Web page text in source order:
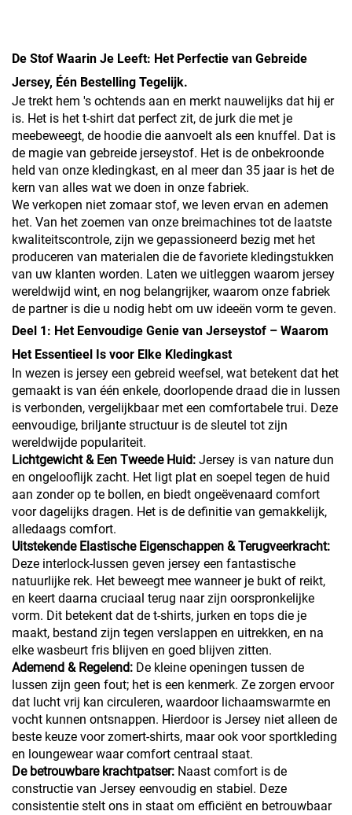
De Stof Waarin Je Leeft: Het Perfectie van Gebreide
Jersey, Één Bestelling Tegelijk.
Je trekt hem 's ochtends aan en merkt nauwelijks dat hij er
is. Het is het t-shirt dat perfect zit, de jurk die met je
meebeweegt, de hoodie die aanvoelt als een knuffel. Dat is
de magie van gebreide jerseystof. Het is de onbekroonde
held van onze kledingkast, en al meer dan 35 jaar is het de
kern van alles wat we doen in onze fabriek.
We verkopen niet zomaar stof, we leven ervan en ademen
het. Van het zoemen van onze breimachines tot de laatste
kwaliteitscontrole, zijn we gepassioneerd bezig met het
produceren van materialen die de favoriete kledingstukken
van uw klanten worden. Laten we uitleggen waarom jersey
wereldwijd wint, en nog belangrijker, waarom onze fabriek
de partner is die u nodig hebt om uw ideeën vorm te geven.
Deel 1: Het Eenvoudige Genie van Jerseystof – Waarom
Het Essentieel Is voor Elke Kledingkast
In wezen is jersey een gebreid weefsel, wat betekent dat het
gemaakt is van één enkele, doorlopende draad die in lussen
is verbonden, vergelijkbaar met een comfortabele trui. Deze
eenvoudige, briljante structuur is de sleutel tot zijn
wereldwijde populariteit.
Lichtgewicht & Een Tweede Huid: Jersey is van nature dun
en ongelooflijk zacht. Het ligt plat en soepel tegen de huid
aan zonder op te bollen, en biedt ongeëvenaard comfort
voor dagelijks dragen. Het is de definitie van gemakkelijk,
alledaags comfort.
Uitstekende Elastische Eigenschappen & Terugveerkracht:
Deze interlock-lussen geven jersey een fantastische
natuurlijke rek. Het beweegt mee wanneer je bukt of reikt,
en keert daarna cruciaal terug naar zijn oorspronkelijke
vorm. Dit betekent dat de t-shirts, jurken en tops die je
maakt, bestand zijn tegen verslappen en uitrekken, en na
elke wasbeurt fris blijven en goed blijven zitten.
Ademend & Regelend: De kleine openingen tussen de
lussen zijn geen fout; het is een kenmerk. Ze zorgen ervoor
dat lucht vrij kan circuleren, waardoor lichaamswarmte en
vocht kunnen ontsnappen. Hierdoor is Jersey niet alleen de
beste keuze voor zomert-shirts, maar ook voor sportkleding
en loungewear waar comfort centraal staat.
De betrouwbare krachtpatser: Naast comfort is de
constructie van Jersey eenvoudig en stabiel. Deze
consistentie stelt ons in staat om efficiënt en betrouwbaar